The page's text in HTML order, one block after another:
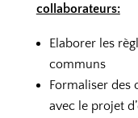
collaborateurs:
Elaborer les
communs
Formaliser des
avec le projet